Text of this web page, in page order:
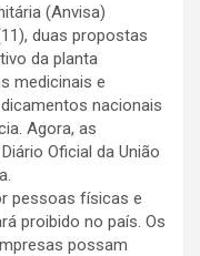
(Anvisa)
duas propostas
da planta
medicinais e
nacionais
Agora, as
Oficial da União
pessoas físicas e
proibido no país. Os
possam